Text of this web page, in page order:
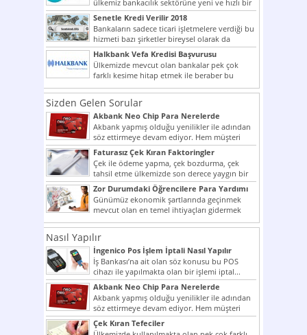
ülkemiz bankacılık sektörüne yeni ve hızlı bir
giriş yapmış olan...
Senetle Kredi Verilir 2018
Bankaların sadece ticari işletmelere verdiği bu
hizmeti bazı şirketler bireysel olarak da
vermektedir. Senetle kredi...
Halkbank Vefa Kredisi Başvurusu
Ülkemizde mevcut olan bankalar pek çok
farklı kesime hitap etmek ile beraber bu
noktada son...
Sizden Gelen Sorular
Akbank Neo Chip Para Nerelerde
Kullanılır?
Akbank yapmış olduğu yenilikler ile adından
söz ettirmeye devam ediyor. Hem müşteri
potansiyelini arttırmak hem...
Faturasız Çek Kıran Faktoringler
Çek ile ödeme yapma, çek bozdurma, çek
tahsil etme ülkemizde son derece yaygın bir
şekilde...
Zor Durumdaki Öğrencilere Para Yardımı
Günümüz ekonomik şartlarında geçinmek
mevcut olan en temel ihtiyaçları gidermek
dahi son derece zor olmak...
Nasıl Yapılır
İngenico Pos İşlem İptali Nasıl Yapılır
İş Bankası’na ait olan söz konusu bu POS
cihazı ile yapılmakta olan bir işlemi iptal...
Akbank Neo Chip Para Nerelerde
Kullanılır?
Akbank yapmış olduğu yenilikler ile adından
söz ettirmeye devam ediyor. Hem müşteri
potansiyelini arttırmak hem...
Çek Kıran Tefeciler